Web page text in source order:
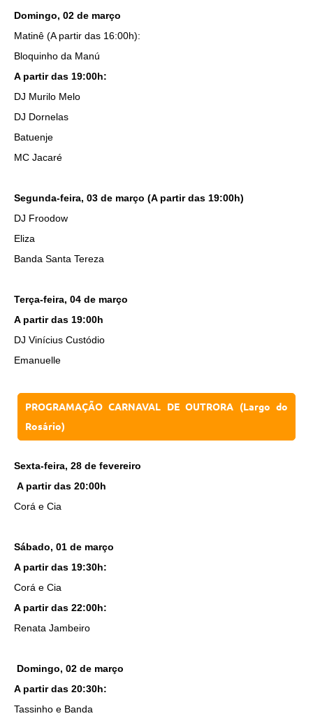
Domingo, 02 de março
Matinê (A partir das 16:00h):
Bloquinho da Manú
A partir das 19:00h:
DJ Murilo Melo
DJ Dornelas
Batuenje
MC Jacaré
Segunda-feira, 03 de março (A partir das 19:00h)
DJ Froodow
Eliza
Banda Santa Tereza
Terça-feira, 04 de março
A partir das 19:00h
DJ Vinícius Custódio
Emanuelle
PROGRAMAÇÃO CARNAVAL DE OUTRORA (Largo do
Rosário)
Sexta-feira, 28 de fevereiro
A partir das 20:00h
Corá e Cia
Sábado, 01 de março
A partir das 19:30h:
Corá e Cia
A partir das 22:00h:
Renata Jambeiro
Domingo, 02 de março
A partir das 20:30h:
Tassinho e Banda